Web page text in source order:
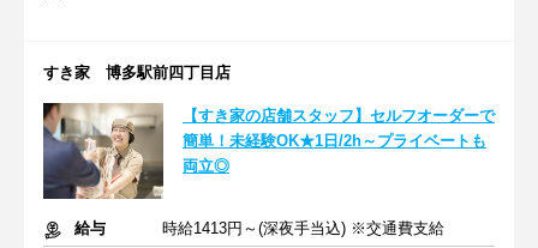
すき家 博多駅前四丁目店
【すき家の店舗スタッフ】セルフオーダーで
簡単！未経験OK★1日/2h～プライベートも
両立◎
給与
時給1413円～(深夜手当込) ※交通費支給